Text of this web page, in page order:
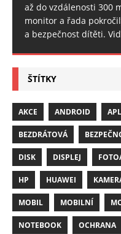
až do vzdálenosti 300
monitor a řada
a bezpečnost dítěti.
ŠTÍTKY
AKCE ANDROID
BEZDRÁTOVÁ
DISK DISPLEJ
HP HUAWEI
MOBIL MOBILNÍ
NOTEBOOK OCHRANA